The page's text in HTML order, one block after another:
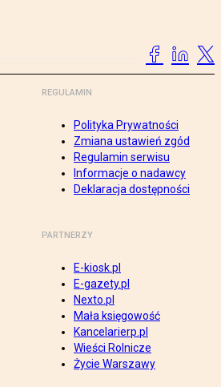
REGULAMIN
Polityka Prywatności
Zmiana ustawień zgód
Regulamin serwisu
Informacje o nadawcy
Deklaracja dostępności
PARTNERZY
E-kiosk.pl
E-gazety.pl
Nexto.pl
Mała księgowość
Kancelarierp.pl
Wieści Rolnicze
Życie Warszawy